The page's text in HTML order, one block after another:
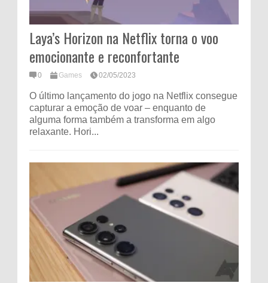
Laya’s Horizon na Netflix torna o voo
emocionante e reconfortante
0 Games 02/05/2023
O último lançamento do jogo na Netflix consegue
capturar a emoção de voar – enquanto de
alguma forma também a transforma em algo
relaxante. Hori...